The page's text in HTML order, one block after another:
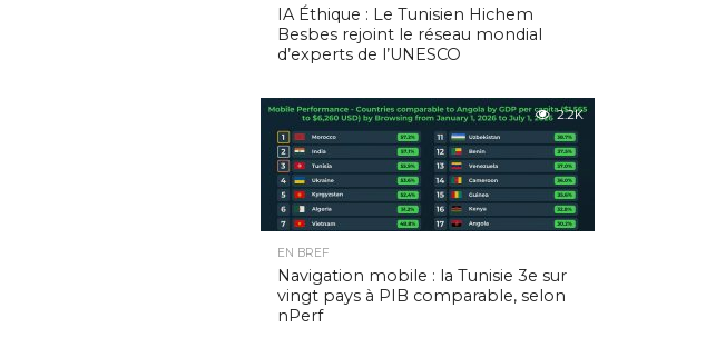
IA Éthique : Le Tunisien Hichem
Besbes rejoint le réseau mondial
d’experts de l’UNESCO
2.2K
EN BREF
Navigation mobile : la Tunisie 3e sur
vingt pays à PIB comparable, selon
nPerf